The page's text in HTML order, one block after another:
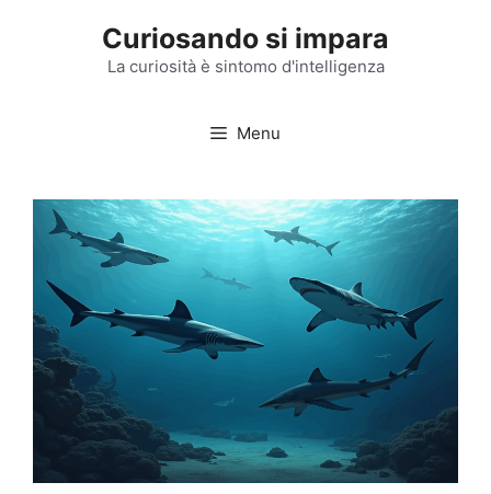
Curiosando si impara
La curiosità è sintomo d'intelligenza
Menu